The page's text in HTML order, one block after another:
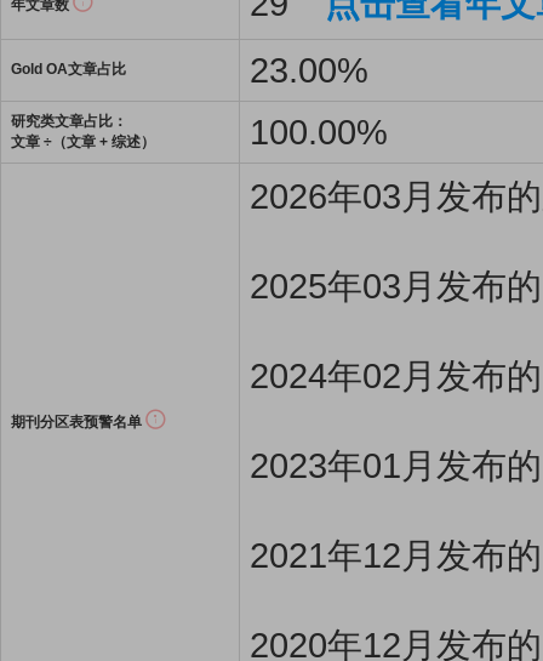
年文章数
Gold OA文章占比 23.00%
研究类文章占比：
文章 ÷（文章 + 综述）
100.00%
期刊分区表预警名单
2026年03月发布
2025年03月发布
2024年02月发布
2023年01月发布
2021年12月发布
2020年12月发布